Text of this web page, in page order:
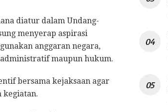
diatur dalam Undang-
menyerap aspirasi
anggaran negara,
maupun hukum.
bersama kejaksaan agar
kegiatan.